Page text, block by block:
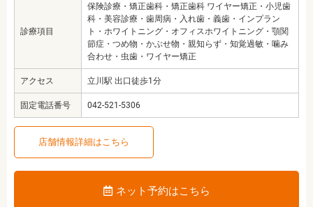
診療項目
保険診療・矯正歯科・矯正歯科 ワイヤー矯正・小児歯
科・美容診療・歯周病・入れ歯・義歯・インプラン
ト・ホワイトニング・オフィスホワイトニング・顎関
節症・つめ物・かぶせ物・親知らず・知覚過敏・噛み
合わせ・虫歯・ワイヤー矯正
アクセス 立川駅 出口徒歩1分
固定電話番号 042-521-5306
店舗情報詳細はこちら
ネット予約はこちら